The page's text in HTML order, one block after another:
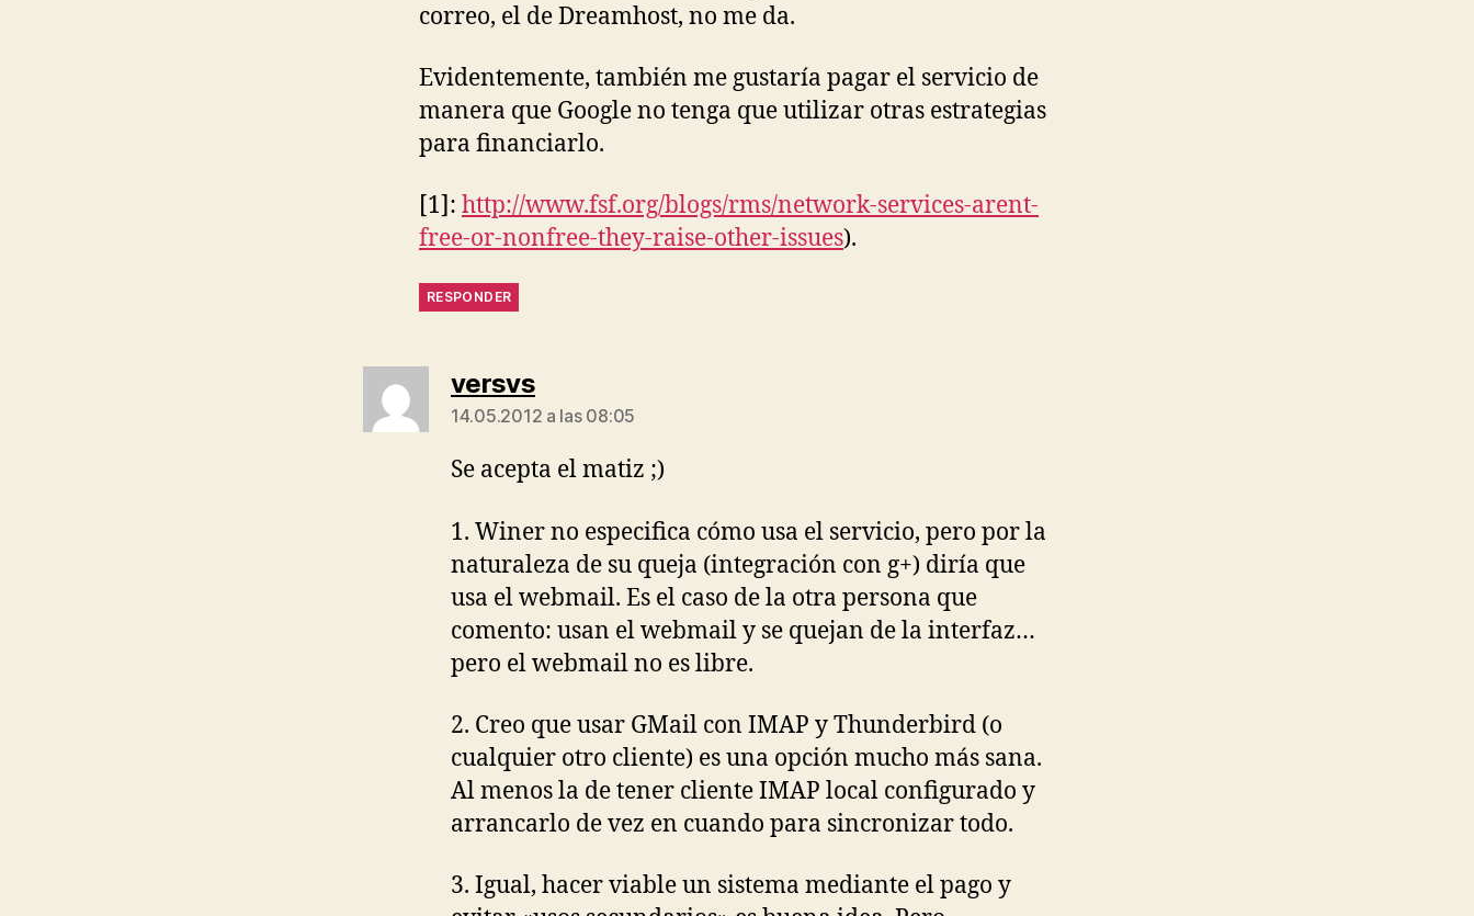
correo, el de Dreamhost, no me da.
Evidentemente, también me gustaría pagar el servicio de
manera que Google no tenga que utilizar otras estrategias
para financiarlo.
[1]: http://www.fsf.org/blogs/rms/network-services-arent-
free-or-nonfree-they-raise-other-issues).
RESPONDER
versvsdice:
14.05.2012 a las 08:05
Se acepta el matiz ;)
1. Winer no especifica cómo usa el servicio, pero por la
naturaleza de su queja (integración con g+) diría que
usa el webmail. Es el caso de la otra persona que
comento: usan el webmail y se quejan de la interfaz…
pero el webmail no es libre.
2. Creo que usar GMail con IMAP y Thunderbird (o
cualquier otro cliente) es una opción mucho más sana.
Al menos la de tener cliente IMAP local configurado y
arrancarlo de vez en cuando para sincronizar todo.
3. Igual, hacer viable un sistema mediante el pago y